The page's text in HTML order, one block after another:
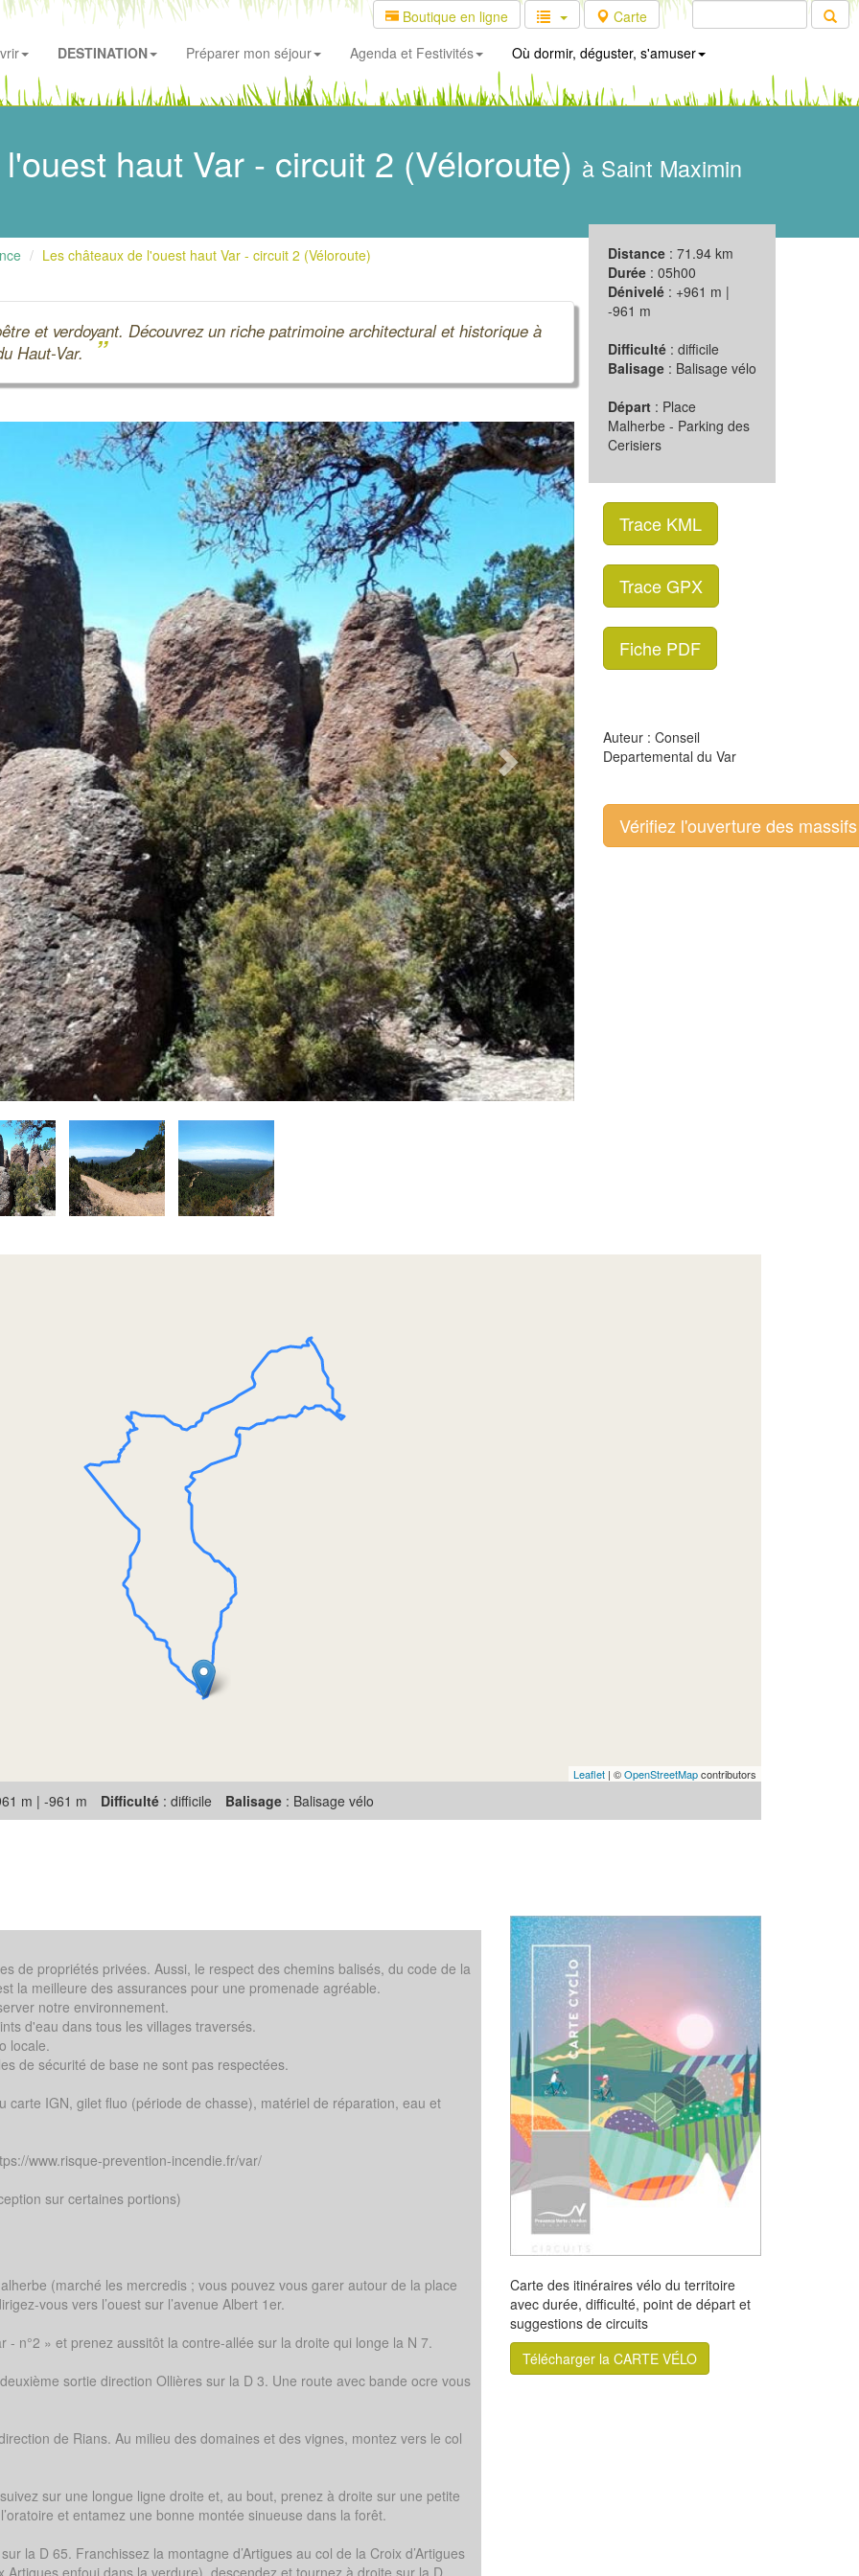
Boutique en ligne
Carte
DESTINATION Préparer mon séjour Agenda et Festivités Où dormir, déguster, s'amuser
haut Var - circuit 2 (Véloroute) à Saint Maximin
Les châteaux de l'ouest haut Var - circuit 2 (Véloroute)
et verdoyant. Découvrez un riche patrimoine architectural et historique à
Haut-Var. ”
Suivant
Distance : 71.94 km
Durée : 05h00
Dénivelé : +961 m |
-961 m
Difficulté : difficile
Balisage : Balisage vélo
Départ : Place
Malherbe - Parking des
Cerisiers
Trace KML
Trace GPX
Fiche PDF
Auteur : Conseil
Departemental du Var
Vérifiez l'ouverture des massifs
Leaflet | ©OpenStreetMapcontributors
m | -961 m Difficulté : difficile Balisage : Balisage vélo
de propriétés privées. Aussi, le respect des chemins balisés, du code de la
la meilleure des assurances pour une promenade agréable.
notre environnement.
d'eau dans tous les villages traversés.
locale.
de sécurité de base ne sont pas respectées.
carte IGN, gilet fluo (période de chasse), matériel de réparation, eau et
www.risque-prevention-incendie.fr/var/
sur certaines portions)
(marché les mercredis ; vous pouvez vous garer autour de la place
vous vers l’ouest sur l’avenue Albert 1er.
- n°2 » et prenez aussitôt la contre-allée sur la droite qui longe la N 7.
sortie direction Ollières sur la D 3. Une route avec bande ocre vous
de Rians. Au milieu des domaines et des vignes, montez vers le col
sur une longue ligne droite et, au bout, prenez à droite sur une petite
et entamez une bonne montée sinueuse dans la forêt.
la D 65. Franchissez la montagne d’Artigues au col de la Croix d’Artigues
enfoui dans la verdure), descendez et tournez à droite sur la D
Carte des itinéraires vélo du territoire
avec durée, difficulté, point de départ et
suggestions de circuits
Télécharger la CARTE VÉLO